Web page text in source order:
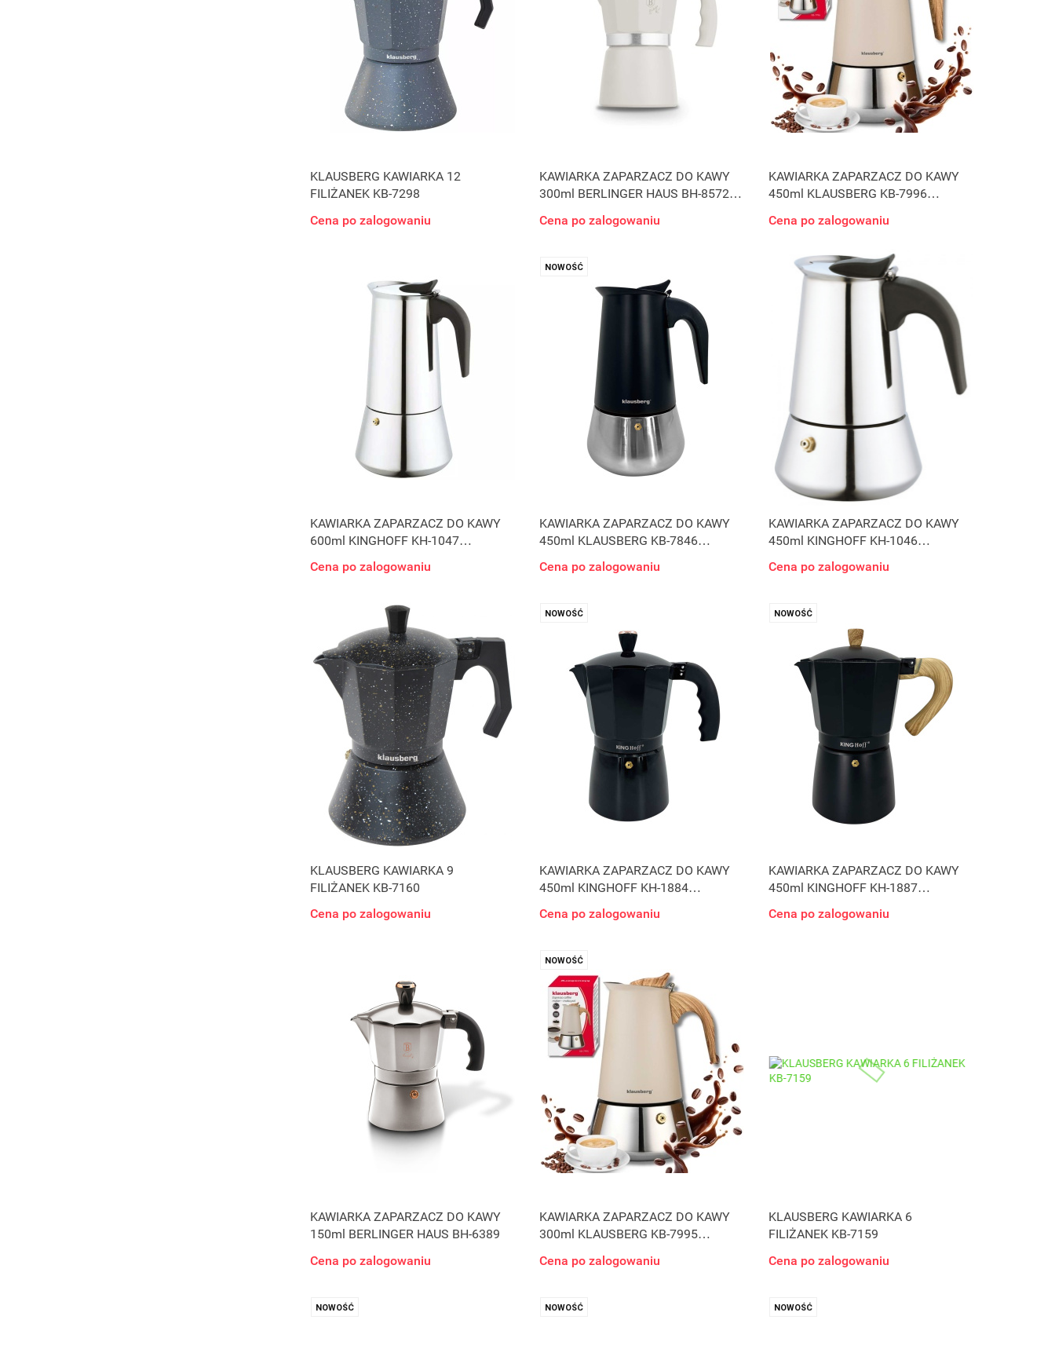
KLAUSBERG KAWIARKA 12
FILIŻANEK KB-7298
Cena po zalogowaniu
KAWIARKA ZAPARZACZ DO KAWY
300ml BERLINGER HAUS BH-8572
Cena po zalogowaniu
KAWIARKA ZAPARZACZ DO KAWY
450ml KLAUSBERG KB-7996
Cena po zalogowaniu
KAWIARKA ZAPARZACZ DO KAWY
600ml KINGHOFF KH-1047
Cena po zalogowaniu
NOWOŚĆ
KAWIARKA ZAPARZACZ DO KAWY
450ml KLAUSBERG KB-7846
Cena po zalogowaniu
KAWIARKA ZAPARZACZ DO KAWY
450ml KINGHOFF KH-1046
Cena po zalogowaniu
KLAUSBERG KAWIARKA 9
FILIŻANEK KB-7160
Cena po zalogowaniu
NOWOŚĆ
KAWIARKA ZAPARZACZ DO KAWY
450ml KINGHOFF KH-1884
Cena po zalogowaniu
NOWOŚĆ
KAWIARKA ZAPARZACZ DO KAWY
450ml KINGHOFF KH-1887
Cena po zalogowaniu
KAWIARKA ZAPARZACZ DO KAWY
150ml BERLINGER HAUS BH-6389
Cena po zalogowaniu
NOWOŚĆ
KAWIARKA ZAPARZACZ DO KAWY
300ml KLAUSBERG KB-7995
Cena po zalogowaniu
KLAUSBERG KAWIARKA 6
FILIŻANEK KB-7159
Cena po zalogowaniu
NOWOŚĆ NOWOŚĆ NOWOŚĆ